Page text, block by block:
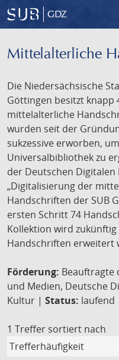
GDZ
Mittelalterliche
Die Niedersächsische
Göttingen besitzt knapp
mittelalterliche
wurden seit der
sukzessive erworben,
Universalbibliothek zu
der Deutschen
„Digitalisierung der
Handschriften der SUB
ersten Schritt 74
Kollektion wird
Handschriften erweitert
Förderung: Beauftragte
und Medien, Deutsche
Kultur | Status: laufend
1 Treffer sortiert nach